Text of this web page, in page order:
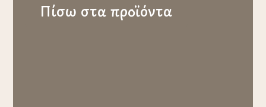
Πίσω στα προϊόντα